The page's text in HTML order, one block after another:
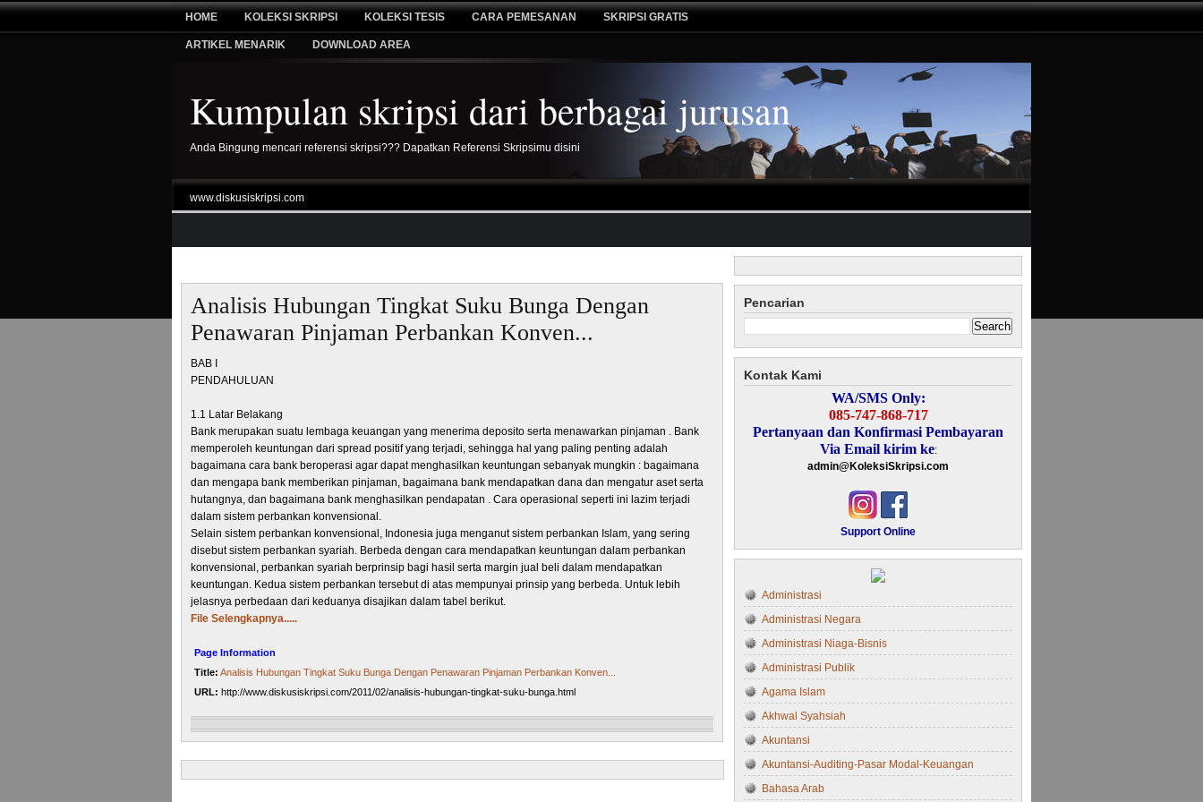
HOME KOLEKSI SKRIPSI KOLEKSI TESIS CARA PEMESANAN SKRIPSI GRATIS
ARTIKEL MENARIK DOWNLOAD AREA
Kumpulan skripsi dari berbagai jurusan
Anda Bingung mencari referensi skripsi??? Dapatkan Referensi Skripsimu disini
www.diskusiskripsi.com
Analisis Hubungan Tingkat Suku Bunga Dengan
Penawaran Pinjaman Perbankan Konven...
BAB I
PENDAHULUAN
1.1 Latar Belakang
Bank merupakan suatu lembaga keuangan yang menerima deposito serta menawarkan pinjaman . Bank
memperoleh keuntungan dari spread positif yang terjadi, sehingga hal yang paling penting adalah
bagaimana cara bank beroperasi agar dapat menghasilkan keuntungan sebanyak mungkin : bagaimana
dan mengapa bank memberikan pinjaman, bagaimana bank mendapatkan dana dan mengatur aset serta
hutangnya, dan bagaimana bank menghasilkan pendapatan . Cara operasional seperti ini lazim terjadi
dalam sistem perbankan konvensional.
Selain sistem perbankan konvensional, Indonesia juga menganut sistem perbankan Islam, yang sering
disebut sistem perbankan syariah. Berbeda dengan cara mendapatkan keuntungan dalam perbankan
konvensional, perbankan syariah berprinsip bagi hasil serta margin jual beli dalam mendapatkan
keuntungan. Kedua sistem perbankan tersebut di atas mempunyai prinsip yang berbeda. Untuk lebih
jelasnya perbedaan dari keduanya disajikan dalam tabel berikut.
File Selengkapnya.....
Page Information
Title: Analisis Hubungan Tingkat Suku Bunga Dengan Penawaran Pinjaman Perbankan Konven...
URL: http://www.diskusiskripsi.com/2011/02/analisis-hubungan-tingkat-suku-bunga.html
m
Pencarian
Kontak Kami
WA/SMS Only:
085-747-868-717
Pertanyaan dan Konfirmasi Pembayaran
Via Email kirim ke:
admin@KoleksiSkripsi.com
Support Online
Administrasi
Administrasi Negara
Administrasi Niaga-Bisnis
Administrasi Publik
Agama Islam
Akhwal Syahsiah
Akuntansi
Akuntansi-Auditing-Pasar Modal-Keuangan
Bahasa Arab